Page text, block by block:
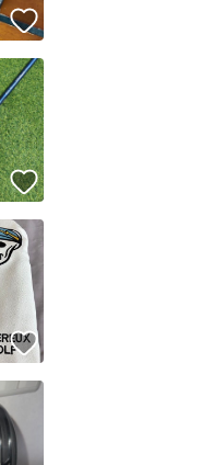
いいね！
いいね！